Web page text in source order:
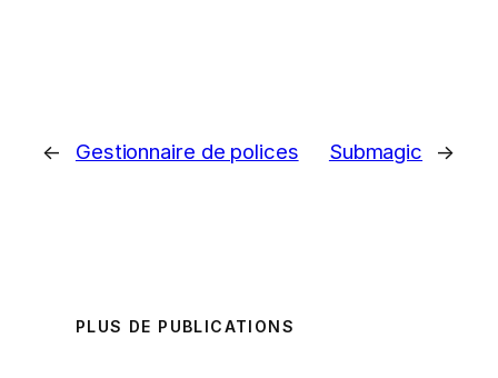
← Gestionnaire de polices Submagic →
PLUS DE PUBLICATIONS